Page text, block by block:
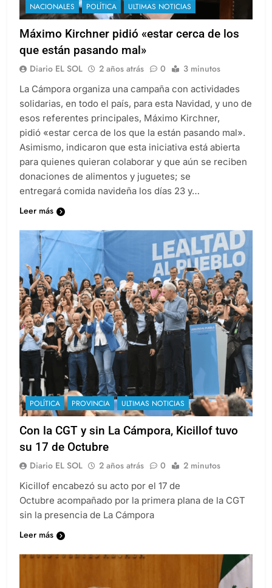
NACIONALES POLÍTICA ULTIMAS NOTICIAS
Máximo Kirchner pidió «estar cerca de los
que están pasando mal»
Diario EL SOL 2 años atrás 0 3 minutos
La Cámpora organiza una campaña con actividades
solidarias, en todo el país, para esta Navidad, y uno de
esos referentes principales, Máximo Kirchner,
pidió «estar cerca de los que la están pasando mal».
Asimismo, indicaron que esta iniciativa está abierta
para quienes quieran colaborar y que aún se reciben
donaciones de alimentos y juguetes; se
entregará comida navideña los días 23 y…
Leer más
POLÍTICA PROVINCIA ULTIMAS NOTICIAS
Con la CGT y sin La Cámpora, Kicillof tuvo
su 17 de Octubre
Diario EL SOL 2 años atrás 0 2 minutos
Kicillof encabezó su acto por el 17 de
Octubre acompañado por la primera plana de la CGT
sin la presencia de La Cámpora
Leer más